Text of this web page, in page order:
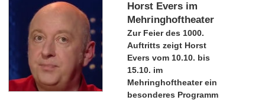
Horst Evers im
Mehringhoftheater
Zur Feier des 1000.
Auftritts zeigt Horst
Evers vom 10.10. bis
15.10. im
Mehringhoftheater ein
besonderes Programm